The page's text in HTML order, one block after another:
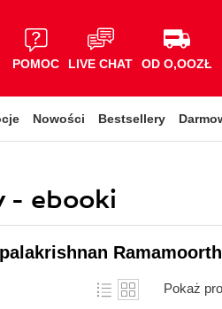
POMOC LIVE CHAT OD O,OOZŁ
Nowości Bestsellery
- ebooki
Pokaż